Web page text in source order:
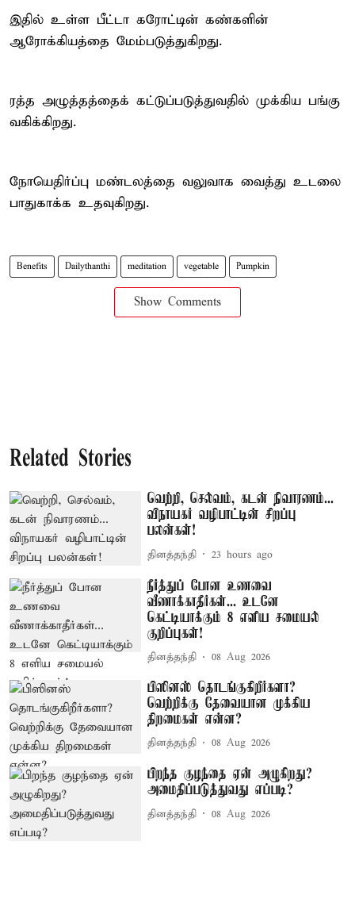
இதில் உள்ள பீட்டா கரோட்டின் கண்களின்
ஆரோக்கியத்தை மேம்படுத்துகிறது.
ரத்த அழுத்தத்தைக் கட்டுப்படுத்துவதில் முக்கிய பங்கு
வகிக்கிறது.
நோயெதிர்ப்பு மண்டலத்தை வலுவாக வைத்து உடலை
பாதுகாக்க உதவுகிறது.
Benefits Dailythanthi meditation vegetable Pumpkin
Show Comments
Related Stories
வெற்றி, செல்வம், கடன் நிவாரணம்...
விநாயகர் வழிபாட்டின் சிறப்பு
பலன்கள்!
தினத்தந்தி 23 hours ago
நீர்த்துப் போன உணவை
வீணாக்காதீர்கள்... உடனே
கெட்டியாக்கும் 8 எளிய சமையல்
குறிப்புகள்!
தினத்தந்தி 08 Aug 2026
பிஸினஸ் தொடங்குகிறீர்களா?
வெற்றிக்கு தேவையான முக்கிய
திறமைகள் என்ன?
தினத்தந்தி 08 Aug 2026
பிறந்த குழந்தை ஏன் அழுகிறது?
அமைதிப்படுத்துவது எப்படி?
தினத்தந்தி 08 Aug 2026